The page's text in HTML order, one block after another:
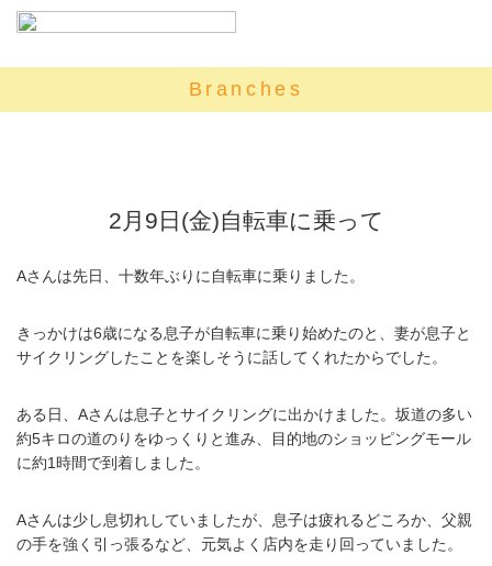
Branches
2月9日(金)自転車に乗って
Aさんは先日、十数年ぶりに自転車に乗りました。
きっかけは6歳になる息子が自転車に乗り始めたのと、妻が息子と
サイクリングしたことを楽しそうに話してくれたからでした。
ある日、Aさんは息子とサイクリングに出かけました。坂道の多い
約5キロの道のりをゆっくりと進み、目的地のショッピングモール
に約1時間で到着しました。
Aさんは少し息切れしていましたが、息子は疲れるどころか、父親
の手を強く引っ張るなど、元気よく店内を走り回っていました。